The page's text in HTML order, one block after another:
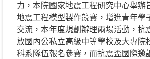
力，本院國家地震工程研究中心舉辦
地震工程模型製作競賽，增進青年學
交流，本年度規劃辦理兩場活動，抗
放國內公私立高級中等學校及大專院
科系隊伍報名參賽，而抗震盃國際邀